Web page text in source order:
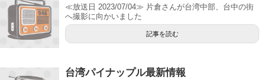
≪放送日 2023/07/04≫ 片倉さんが台湾中部、台中の街
へ撮影に向かいました
記事を読む
台湾パイナップル最新情報